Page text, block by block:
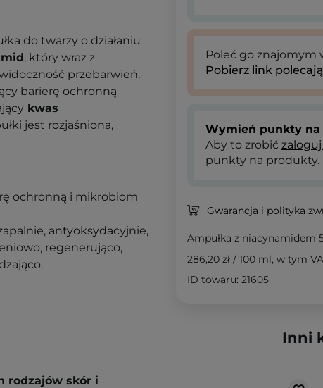
do twarzy o działaniu
, który wraz z
przebarwień.
barierę ochronną
kwas
jest rozjaśniona,
ochronną i mikrobiom
antyoksydacyjnie,
regenerująco,
rodzajów skór i
Poleć go znajomym
Pobierz link
Wymień punkty na
Aby to zrobić zaloguj
punkty na produkty.
Gwarancja i polityka
Ampułka z niacynamidem
286,20 zł / 100 ml, w tym
ID towaru: 21605
Inni